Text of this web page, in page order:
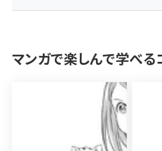
マンガで楽しんで学べる